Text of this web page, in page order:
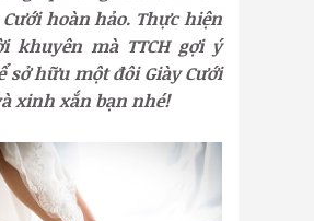
hoàn hảo. Thực hiện
khuyên mà TTCH gợi ý
sở hữu một đôi Giày Cưới
xinh xắn bạn nhé!